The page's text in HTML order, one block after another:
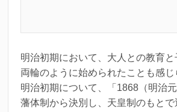
明治初期において、大人との教育
両輪のように始められたことも感じ
明治初期について、「1868（明治
藩体制から決別し、天皇制のもと